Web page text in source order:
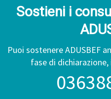
Sostieni i
Puoi sostenere ADUSBEF
fase di